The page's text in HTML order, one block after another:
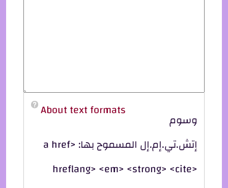
About text formats
وسوم
إتش.تي.إم.إل المسموح بها: <a href
hreflang> <em> <strong> <cite>